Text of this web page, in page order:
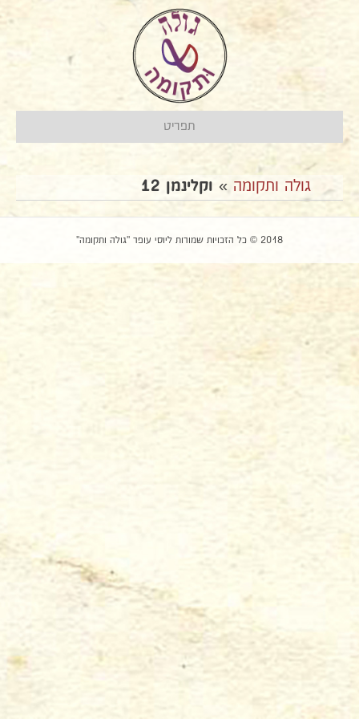
תפריט
גולה ותקומה » וקלינמן 12
2018 © כל הזכויות שמורות ליוסי עופר "גולה ותקומה"